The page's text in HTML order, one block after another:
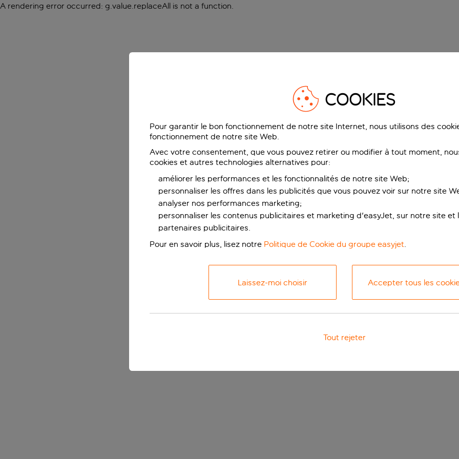
A rendering error occurred: g.value.replaceAll is not a function.
COOKIES
Pour garantir le bon fonctionnement de notre site Internet, nous utilisons des
fonctionnement de notre site Web.
Avec votre consentement, que vous pouvez retirer ou modifier à tout moment,
cookies et autres technologies alternatives pour:
améliorer les performances et les fonctionnalités de notre site Web;
personnaliser les offres dans les publicités que vous pouvez voir sur notre site
analyser nos performances marketing;
personnaliser les contenus publicitaires et marketing d'easyJet, sur notre site et
partenaires publicitaires.
Pour en savoir plus, lisez notre Politique de Cookie du groupe easyjet.
Laissez-moi choisir Accepter tous les
Tout rejeter